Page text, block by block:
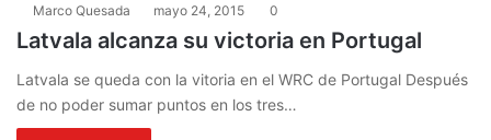
Marco Quesada mayo 24, 2015 0
Latvala alcanza su victoria en Portugal
Latvala se queda con la vitoria en el WRC de Portugal Después
de no poder sumar puntos en los tres…